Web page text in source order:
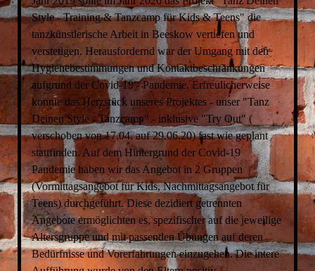
Style - Training & Tanzcamp für Kids & Teens" die
tanzkünstlerische Arbeit in Beeskow vertiefen und
verstetigen. Herausfordernd war der Umgang mit den
Hygienebestimmungen und Kontaktbeschränkungen
aufgrund der Covid-19 - Pandemie. Erfreulicherweise
konnte das Herzstück unseres Projektes - unser "Tanz
Deinen Style - Tanzcamp" - inklusive "Try Out" (
verschoben von 17.04. auf 29.06.20) fast wie geplant
stattfinden. Auf dem Hintergrund der Covid-19
Pandemie haben wir das Angebot in 2 Gruppen
(Vormittagsangebot für Kids, Nachmittagsangebot für
Teens) durchgeführt. Diese dezidiert getrennten
Angebote ermöglichten es, spezifischer auf die jeweilige
Altersgruppe und mit passenden Übungen auf deren
Bedürfnisse und Vorerfahrungen einzugehen. Die intere